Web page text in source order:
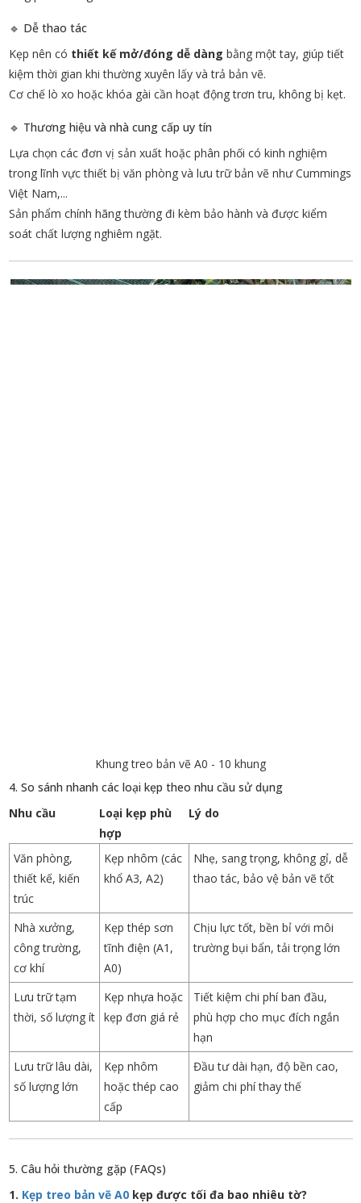
🔹 Dễ thao tác
Kẹp nên có thiết kế mở/đóng dễ dàng bằng một tay, giúp tiết
kiệm thời gian khi thường xuyên lấy và trả bản vẽ.
Cơ chế lò xo hoặc khóa gài cần hoạt động trơn tru, không bị kẹt.
🔹 Thương hiệu và nhà cung cấp uy tín
Lựa chọn các đơn vị sản xuất hoặc phân phối có kinh nghiệm
trong lĩnh vực thiết bị văn phòng và lưu trữ bản vẽ như Cummings
Việt Nam,...
Sản phẩm chính hãng thường đi kèm bảo hành và được kiểm
soát chất lượng nghiêm ngặt.
Khung treo bản vẽ A0 - 10 khung
4. So sánh nhanh các loại kẹp theo nhu cầu sử dụng
Nhu cầu
Loại kẹp phù
hợp
Lý do
Văn phòng,
thiết kế, kiến
trúc
Kẹp nhôm (các
khổ A3, A2)
Nhẹ, sang trọng, không gỉ, dễ
thao tác, bảo vệ bản vẽ tốt
Nhà xưởng,
công trường,
cơ khí
Kẹp thép sơn
tĩnh điện (A1,
A0)
Chịu lực tốt, bền bỉ với môi
trường bụi bẩn, tải trọng lớn
Lưu trữ tạm
thời, số lượng ít
Kẹp nhựa hoặc
kẹp đơn giá rẻ
Tiết kiệm chi phí ban đầu,
phù hợp cho mục đích ngắn
hạn
Lưu trữ lâu dài,
số lượng lớn
Kẹp nhôm
hoặc thép cao
cấp
Đầu tư dài hạn, độ bền cao,
giảm chi phí thay thế
5. Câu hỏi thường gặp (FAQs)
1. Kẹp treo bản vẽ A0kẹp được tối đa bao nhiêu tờ?